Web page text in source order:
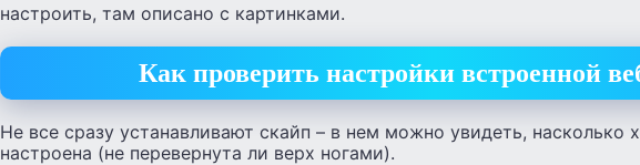
настроить, там описано с картинками.
Как проверить настройки встроенной
Не все сразу устанавливают скайп – в нем можно увидеть, насколько
настроена (не перевернута ли верх ногами).